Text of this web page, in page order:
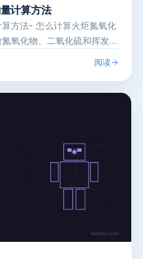
计算方法
方法- 怎么计算火炬氮氧化
氧化物、二氧化硫和挥发性
阅读